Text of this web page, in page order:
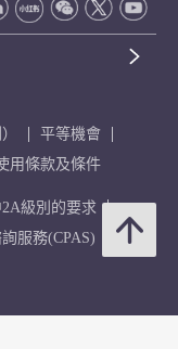
平等機會
用條款及條件
級別的要求
服務(CPAS)